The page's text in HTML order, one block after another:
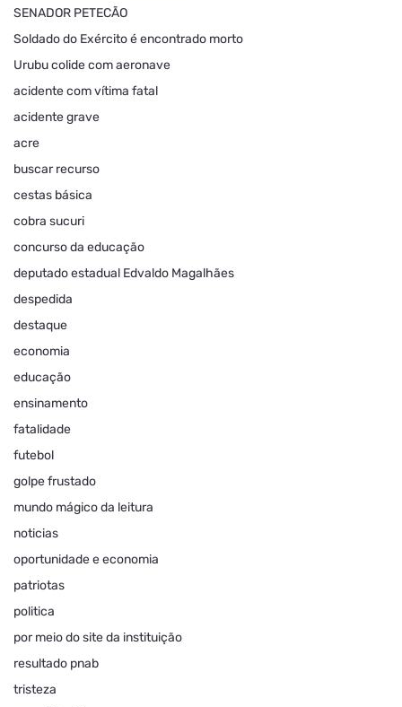
SENADOR PETECÃO
Soldado do Exército é encontrado morto
Urubu colide com aeronave
acidente com vítima fatal
acidente grave
acre
buscar recurso
cestas básica
cobra sucuri
concurso da educação
deputado estadual Edvaldo Magalhães
despedida
destaque
economia
educação
ensinamento
fatalidade
futebol
golpe frustado
mundo mágico da leitura
noticias
oportunidade e economia
patriotas
politica
por meio do site da instituição
resultado pnab
tristeza